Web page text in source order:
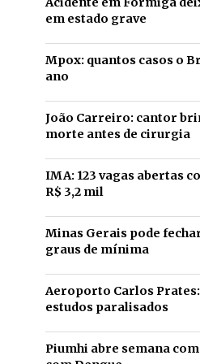
em estado grave
Mpox: quantos casos o
ano
João Carreiro: cantor
morte antes de cirurgia
IMA: 123 vagas abertas
R$ 3,2 mil
Minas Gerais pode
graus de mínima
Aeroporto Carlos
estudos paralisados
Piumhi abre semana